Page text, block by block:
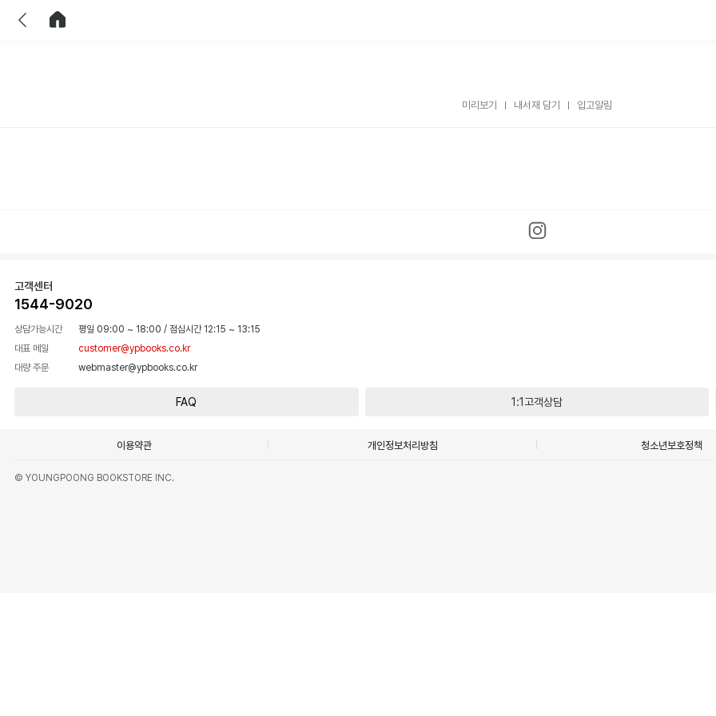
미리보기 내서재 담기 입고알림
고객센터
1544-9020
상담가능시간 평일 09:00 ~ 18:00 / 점심시간 12:15 ~ 13:15
대표 메일
customer@ypbooks.co.kr
대량 주문
webmaster@ypbooks.co.kr
FAQ 1:1고객상담
이용약관 개인정보처리방침 청소년보호정책
© YOUNGPOONG BOOKSTORE INC.